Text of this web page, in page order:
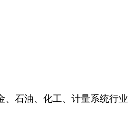
、石油、化工、计量系统行